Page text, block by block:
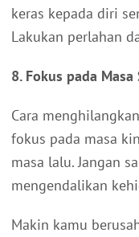
keras kepada diri
Lakukan perlahan
8. Fokus pada Masa
Cara
fokus pada masa
masa lalu. Jangan
mengendalikan
Makin kamu